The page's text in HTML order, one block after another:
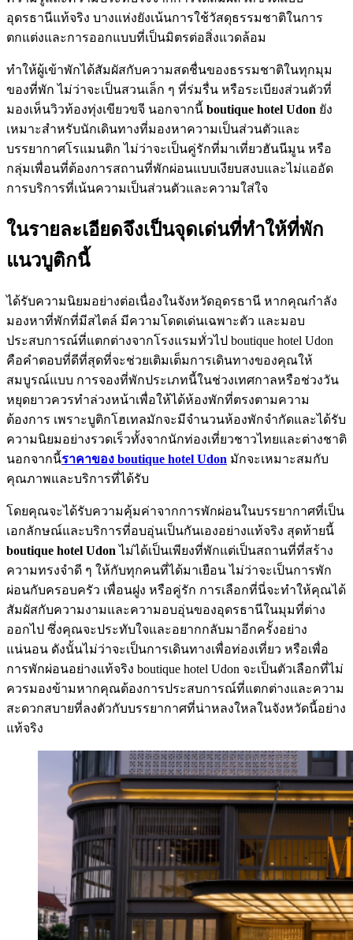
อุดรธานีแท้จริง บางแห่งยังเน้นการใช้วัสดุธรรมชาติในการ
ตกแต่งและการออกแบบที่เป็นมิตรต่อสิ่งแวดล้อม
ทำให้ผู้เข้าพักได้สัมผัสกับความสดชื่นของธรรมชาติในทุกมุม
ของที่พัก ไม่ว่าจะเป็นสวนเล็ก ๆ ที่ร่มรื่น หรือระเบียงส่วนตัวที่
มองเห็นวิวท้องทุ่งเขียวขจี นอกจากนี้ boutique hotel Udon ยัง
เหมาะสำหรับนักเดินทางที่มองหาความเป็นส่วนตัวและ
บรรยากาศโรแมนติก ไม่ว่าจะเป็นคู่รักที่มาเที่ยวฮันนีมูน หรือ
กลุ่มเพื่อนที่ต้องการสถานที่พักผ่อนแบบเงียบสงบและไม่แออัด
การบริการที่เน้นความเป็นส่วนตัวและความใส่ใจ
ในรายละเอียดจึงเป็นจุดเด่นที่ทำให้ที่พัก
แนวบูติกนี้
ได้รับความนิยมอย่างต่อเนื่องในจังหวัดอุดรธานี หากคุณกำลัง
มองหาที่พักที่มีสไตล์ มีความโดดเด่นเฉพาะตัว และมอบ
ประสบการณ์ที่แตกต่างจากโรงแรมทั่วไป boutique hotel Udon
คือคำตอบที่ดีที่สุดที่จะช่วยเติมเต็มการเดินทางของคุณให้
สมบูรณ์แบบ การจองที่พักประเภทนี้ในช่วงเทศกาลหรือช่วงวัน
หยุดยาวควรทำล่วงหน้าเพื่อให้ได้ห้องพักที่ตรงตามความ
ต้องการ เพราะบูติกโฮเทลมักจะมีจำนวนห้องพักจำกัดและได้รับ
ความนิยมอย่างรวดเร็วทั้งจากนักท่องเที่ยวชาวไทยและต่างชาติ
นอกจากนี้ราคาของ boutique hotel Udon มักจะเหมาะสมกับ
คุณภาพและบริการที่ได้รับ
โดยคุณจะได้รับความคุ้มค่าจากการพักผ่อนในบรรยากาศที่เป็น
เอกลักษณ์และบริการที่อบอุ่นเป็นกันเองอย่างแท้จริง สุดท้ายนี้
boutique hotel Udon ไม่ได้เป็นเพียงที่พักแต่เป็นสถานที่ที่สร้าง
ความทรงจำดี ๆ ให้กับทุกคนที่ได้มาเยือน ไม่ว่าจะเป็นการพัก
ผ่อนกับครอบครัว เพื่อนฝูง หรือคู่รัก การเลือกที่นี่จะทำให้คุณได้
สัมผัสกับความงามและความอบอุ่นของอุดรธานีในมุมที่ต่าง
ออกไป ซึ่งคุณจะประทับใจและอยากกลับมาอีกครั้งอย่าง
แน่นอน ดังนั้นไม่ว่าจะเป็นการเดินทางเพื่อท่องเที่ยว หรือเพื่อ
การพักผ่อนอย่างแท้จริง boutique hotel Udon จะเป็นตัวเลือกที่ไม่
ควรมองข้ามหากคุณต้องการประสบการณ์ที่แตกต่างและความ
สะดวกสบายที่ลงตัวกับบรรยากาศที่น่าหลงใหลในจังหวัดนี้อย่าง
แท้จริง